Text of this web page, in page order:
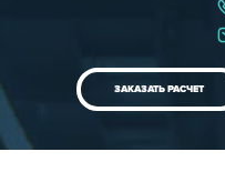
НАШИ ЦЕНЫ
КОНТАКТЫ
ЗАКАЗАТЬ РАСЧЕТ